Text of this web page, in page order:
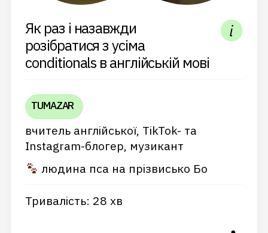
Як раз і назавжди
розібратися з усіма
conditionals в англійській мові
TUMAZAR
вчитель англійської, TikTok- та
Instagram-блогер, музикант
людина пса на прізвисько Бо
Тривалість: 28 хв